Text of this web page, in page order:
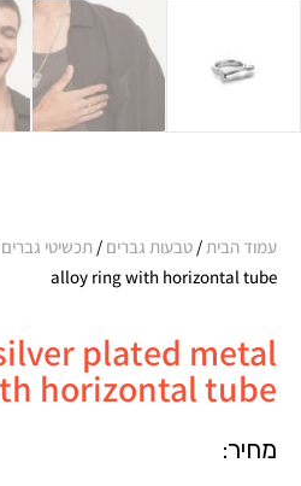
עמוד הבית/ טבעות גברים / תכשיטי גברים
alloy ring with horizontal tube
plated metal
horizontal tube
מחיר: